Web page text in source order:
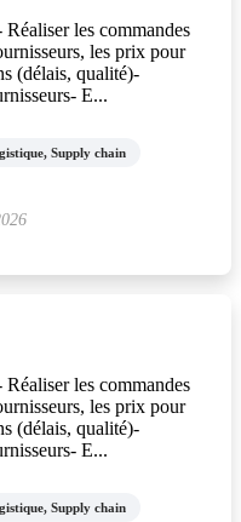
les commandes
les prix pour
(délais, qualité)-
E...
Supply chain
les commandes
les prix pour
(délais, qualité)-
E...
Supply chain